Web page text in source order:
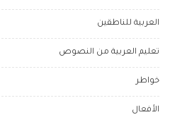
العربية للناطقين
تعليم العربية من النصوص
خواطر
الأفعال